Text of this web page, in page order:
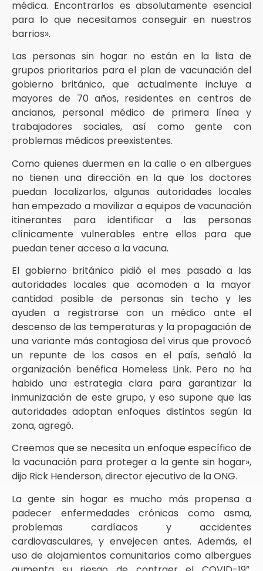
médica. Encontrarlos es absolutamente esencial
para lo que necesitamos conseguir en nuestros
barrios».
Las personas sin hogar no están en la lista de
grupos prioritarios para el plan de vacunación del
gobierno británico, que actualmente incluye a
mayores de 70 años, residentes en centros de
ancianos, personal médico de primera línea y
trabajadores sociales, así como gente con
problemas médicos preexistentes.
Como quienes duermen en la calle o en albergues
no tienen una dirección en la que los doctores
puedan localizarlos, algunas autoridades locales
han empezado a movilizar a equipos de vacunación
itinerantes para identificar a las personas
clínicamente vulnerables entre ellos para que
puedan tener acceso a la vacuna.
El gobierno británico pidió el mes pasado a las
autoridades locales que acomoden a la mayor
cantidad posible de personas sin techo y les
ayuden a registrarse con un médico ante el
descenso de las temperaturas y la propagación de
una variante más contagiosa del virus que provocó
un repunte de los casos en el país, señaló la
organización benéfica Homeless Link. Pero no ha
habido una estrategia clara para garantizar la
inmunización de este grupo, y eso supone que las
autoridades adoptan enfoques distintos según la
zona, agregó.
Creemos que se necesita un enfoque específico de
la vacunación para proteger a la gente sin hogar»,
dijo Rick Henderson, director ejecutivo de la ONG.
La gente sin hogar es mucho más propensa a
padecer enfermedades crónicas como asma,
problemas cardíacos y accidentes
cardiovasculares, y envejecen antes. Además, el
uso de alojamientos comunitarios como albergues